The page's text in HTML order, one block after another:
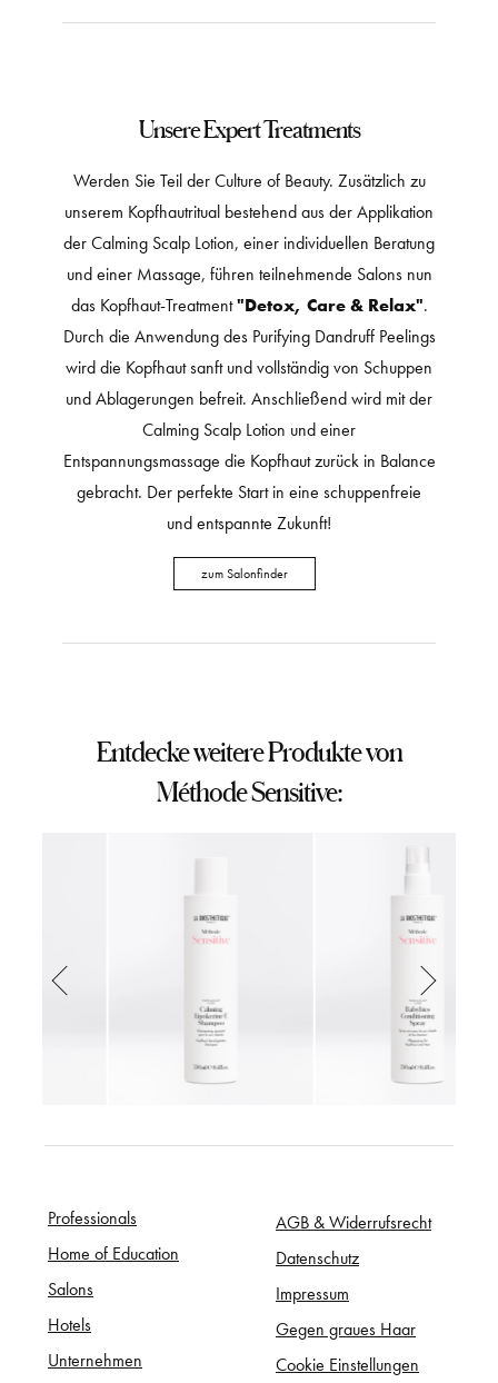
Unsere Expert Treatments
Werden Sie Teil der Culture of Beauty. Zusätzlich zu
unserem Kopfhautritual bestehend aus der Applikation
der Calming Scalp Lotion, einer individuellen Beratung
und einer Massage, führen teilnehmende Salons nun
das Kopfhaut-Treatment"Detox, Care & Relax".
Durch die Anwendung des Purifying Dandruff Peelings
wird die Kopfhaut sanft und vollständig von Schuppen
und Ablagerungen befreit. Anschließend wird mit der
Calming Scalp Lotion und einer
Entspannungsmassage die Kopfhaut zurück in Balance
gebracht. Der perfekte Start in eine schuppenfreie
und entspannte Zukunft!
zum Salonfinder
Entdecke weitere Produkte von
Méthode Sensitive:
Professionals
Home of Education
Salons
Hotels
Unternehmen
AGB & Widerrufsrecht
Datenschutz
Impressum
Gegen graues Haar
Cookie Einstellungen